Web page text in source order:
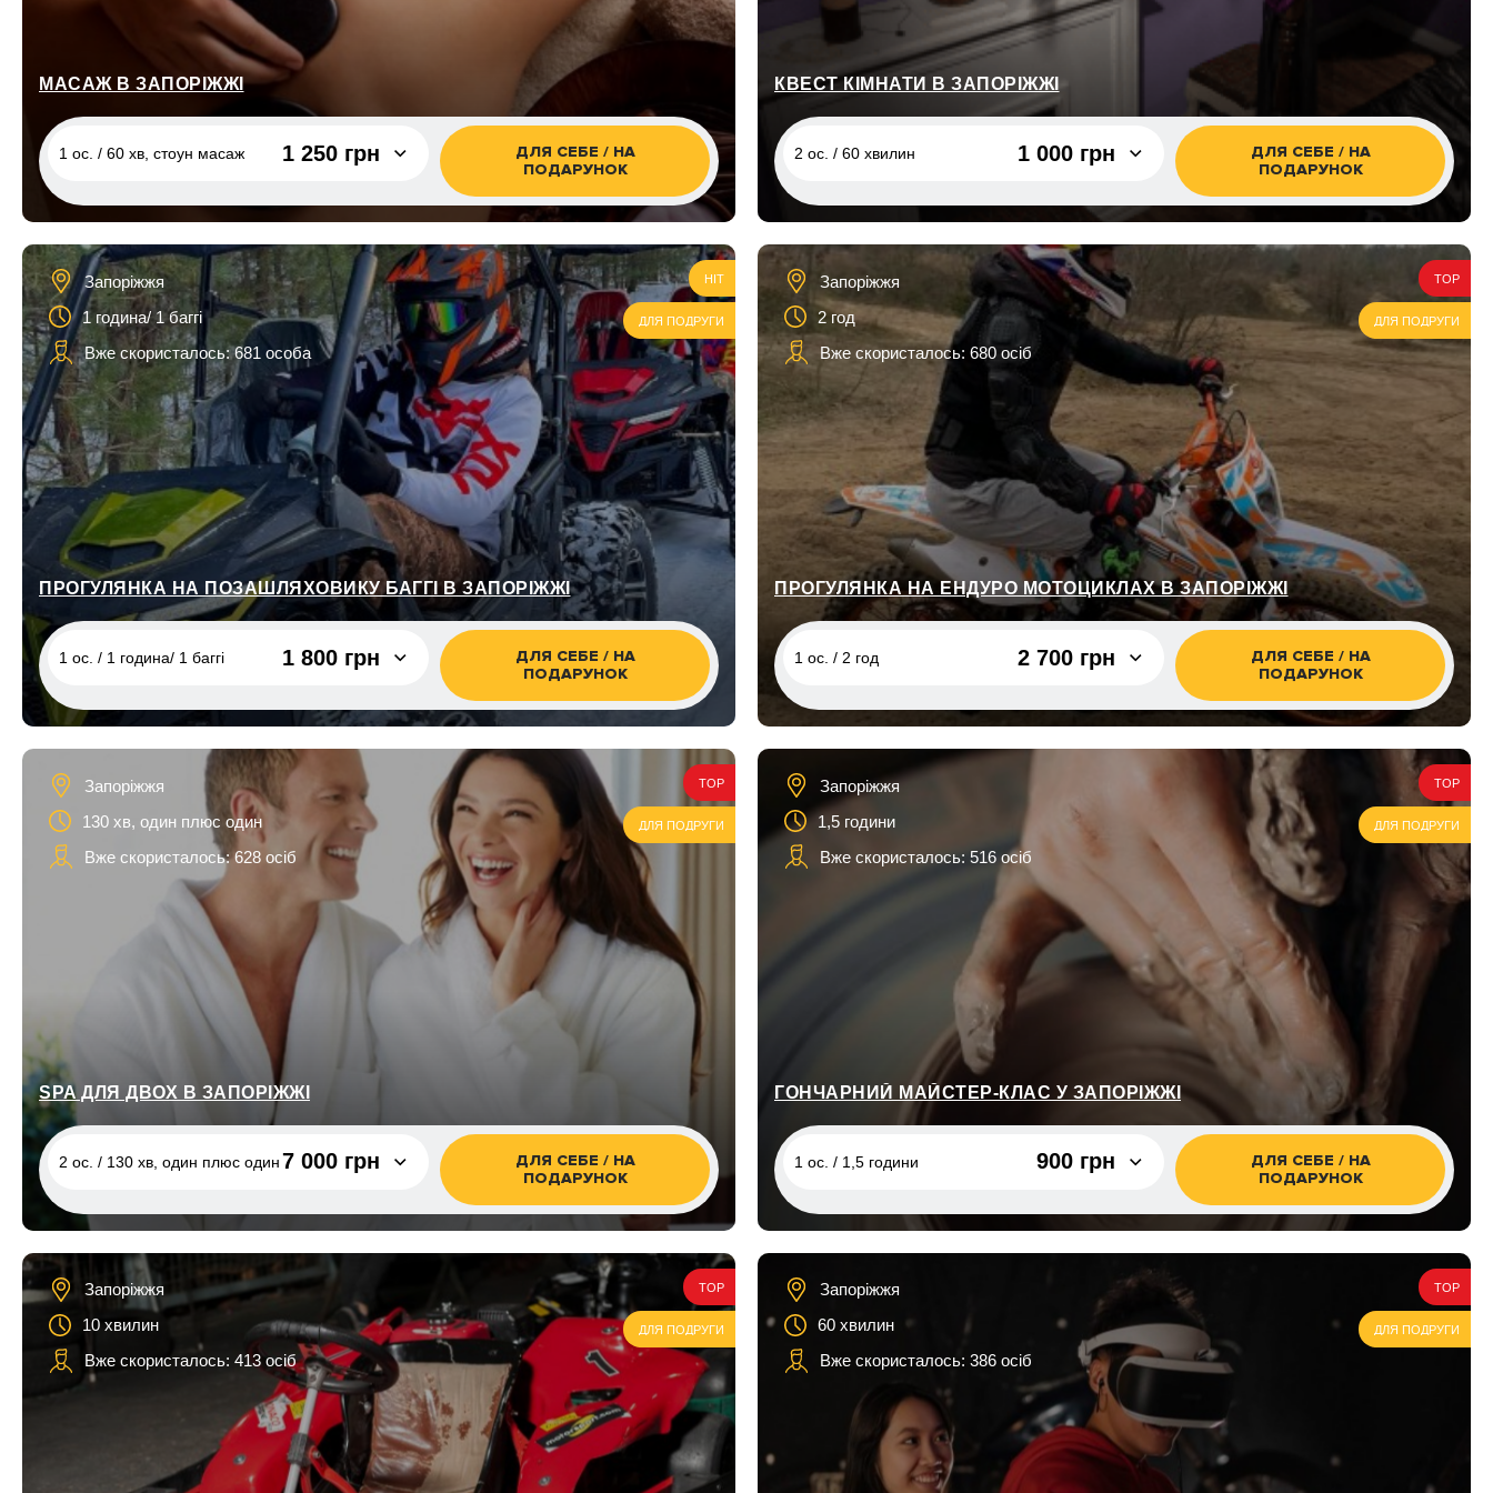
МАСАЖ В ЗАПОРІЖЖІ
1 ос. / 60 хв, стоун масаж 1 250 грн
1 ос. / 60 хв, стоун масаж 1 250 грн
1 ос. / 60 хв, загальний масаж 950 грн
1 ос. / 90 хв, загальний масаж 1 250 грн
1 ос. / 80 хв/ фітобочка + загальний
масаж
1 450 грн
1 ос. / 110 хв/ фітобочка + загальний
масаж
1 700 грн
ДЛЯ СЕБЕ / НА
ПОДАРУНОК
КВЕСТ КІМНАТИ В ЗАПОРІЖЖІ
2 ос. / 60 хвилин 1 000 грн
2 ос. / 60 хвилин 1 000 грн
ДЛЯ СЕБЕ / НА
ПОДАРУНОК
Запоріжжя
1 година/ 1 баггі
Вже скористалось: 681 особа
HIT
ДЛЯ ПОДРУГИ
ПРОГУЛЯНКА НА ПОЗАШЛЯХОВИКУ БАГГІ В ЗАПОРІЖЖІ
1 ос. / 1 година/ 1 баггі 1 800 грн
1 ос. / 1 година/ 1 баггі 1 800 грн
2 ос. / 1 година/ 1 баггі 2 300 грн
2 ос. / 1 год/ 1 баггі / дорослий +
дитина
2 000 грн
ДЛЯ СЕБЕ / НА
ПОДАРУНОК
Запоріжжя
2 год
Вже скористалось: 680 осіб
TOP
ДЛЯ ПОДРУГИ
ПРОГУЛЯНКА НА ЕНДУРО МОТОЦИКЛАХ В ЗАПОРІЖЖІ
1 ос. / 2 год 2 700 грн
3 ос. / 2 год
ДЛЯ СЕБЕ / НА
ПОДАРУНОК
Запоріжжя
130 хв, один плюс один
Вже скористалось: 628 осіб
TOP
ДЛЯ ПОДРУГИ
SPA ДЛЯ ДВОХ В ЗАПОРІЖЖІ
2 ос. / 130 хв, один плюс один 7 000 грн
2 ос. / 130 хв, один плюс один
2 ос. / 130 хв, пінний дует
2 ос. / 130 хв, любов та море 8 900 грн
2 ос. / 180 хв, турецький тандем 9 000 грн
ДЛЯ СЕБЕ / НА
ПОДАРУНОК
Запоріжжя
1,5 години
Вже скористалось: 516 осіб
TOP
ДЛЯ ПОДРУГИ
ГОНЧАРНИЙ МАЙСТЕР-КЛАС У ЗАПОРІЖЖІ
1 ос. / 1,5 години 900 грн
ДЛЯ СЕБЕ / НА
ПОДАРУНОК
Запоріжжя
10 хвилин
Вже скористалось: 413 осіб
TOP
ДЛЯ ПОДРУГИ
Запоріжжя
60 хвилин
Вже скористалось: 386 осіб
TOP
ДЛЯ ПОДРУГИ